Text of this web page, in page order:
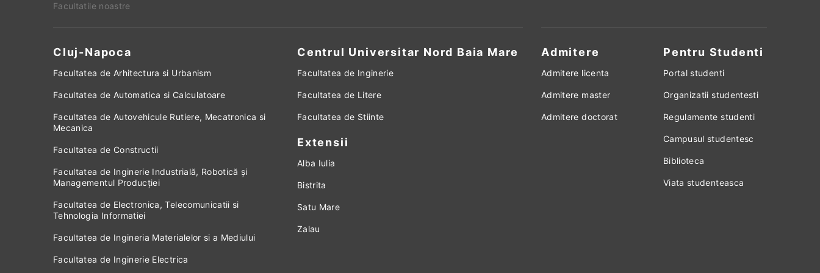
Facultatile noastre
Cluj-Napoca Centrul Universitar Nord Baia Mare
Facultatea de Arhitectura si Urbanism
Facultatea de Automatica si Calculatoare
Facultatea de Autovehicule Rutiere, Mecatronica si
Mecanica
Facultatea de Constructii
Facultatea de Inginerie Industrială, Robotică și
Managementul Producției
Facultatea de Electronica, Telecomunicatii si
Tehnologia Informatiei
Facultatea de Ingineria Materialelor si a Mediului
Facultatea de Inginerie Electrica
Facultatea de Inginerie
Facultatea de Litere
Facultatea de Stiinte
Extensii
Alba Iulia
Bistrita
Satu Mare
Zalau
Admitere
Admitere licenta
Admitere master
Admitere doctorat
Pentru Studenti
Portal studenti
Organizatii studentesti
Regulamente studenti
Campusul studentesc
Biblioteca
Viata studenteasca